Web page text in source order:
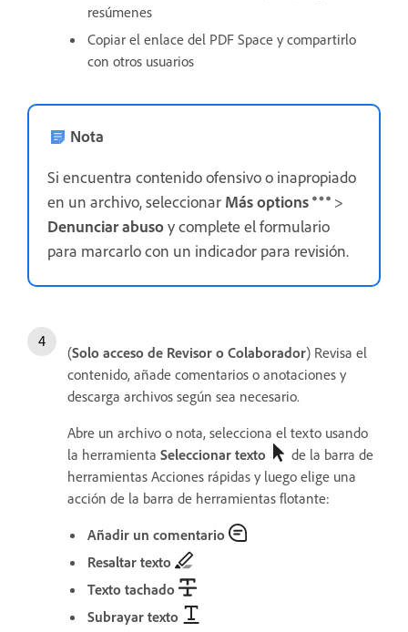
resúmenes
Copiar el enlace del PDF Space y compartirlo
con otros usuarios
Nota
Si encuentra contenido ofensivo o inapropiado
en un archivo, seleccionar Más options
>
Denunciar abusoy complete el formulario
para marcarlo con un indicador para revisión.
(Solo acceso de Revisor o Colaborador) Revisa el
contenido, añade comentarios o anotaciones y
descarga archivos según sea necesario.
Abre un archivo o nota, selecciona el texto usando
la herramienta Seleccionar texto
de la barra de
herramientas Acciones rápidas y luego elige una
acción de la barra de herramientas flotante:
Añadir un comentario
Resaltar texto
Texto tachado
Subrayar texto